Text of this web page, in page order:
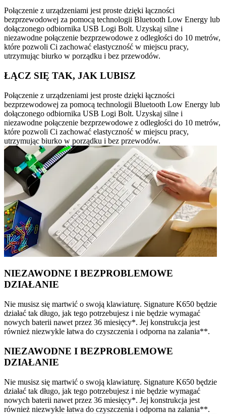
Połączenie z urządzeniami jest proste dzięki łączności
bezprzewodowej za pomocą technologii Bluetooth Low Energy lub
dołączonego odbiornika USB Logi Bolt. Uzyskaj silne i
niezawodne połączenie bezprzewodowe z odległości do 10 metrów,
które pozwoli Ci zachować elastyczność w miejscu pracy,
utrzymując biurko w porządku i bez przewodów.
ŁĄCZ SIĘ TAK, JAK LUBISZ
Połączenie z urządzeniami jest proste dzięki łączności
bezprzewodowej za pomocą technologii Bluetooth Low Energy lub
dołączonego odbiornika USB Logi Bolt. Uzyskaj silne i
niezawodne połączenie bezprzewodowe z odległości do 10 metrów,
które pozwoli Ci zachować elastyczność w miejscu pracy,
utrzymując biurko w porządku i bez przewodów.
NIEZAWODNE I BEZPROBLEMOWE
DZIAŁANIE
Nie musisz się martwić o swoją klawiaturę. Signature K650 będzie
działać tak długo, jak tego potrzebujesz i nie będzie wymagać
nowych baterii nawet przez 36 miesięcy*. Jej konstrukcja jest
również niezwykle łatwa do czyszczenia i odporna na zalania**.
NIEZAWODNE I BEZPROBLEMOWE
DZIAŁANIE
Nie musisz się martwić o swoją klawiaturę. Signature K650 będzie
działać tak długo, jak tego potrzebujesz i nie będzie wymagać
nowych baterii nawet przez 36 miesięcy*. Jej konstrukcja jest
również niezwykle łatwa do czyszczenia i odporna na zalania**.